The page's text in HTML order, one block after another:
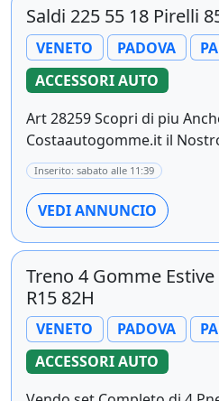
Saldi 225 55 18 Pirelli
VENETO PADOVA
ACCESSORI AUTO
Art 28259 Scopri di piu
Costaautogomme.it il
Inserito: sabato alle 11:39
VEDI ANNUNCIO
Treno 4 Gomme
R15 82H
VENETO PADOVA
ACCESSORI AUTO